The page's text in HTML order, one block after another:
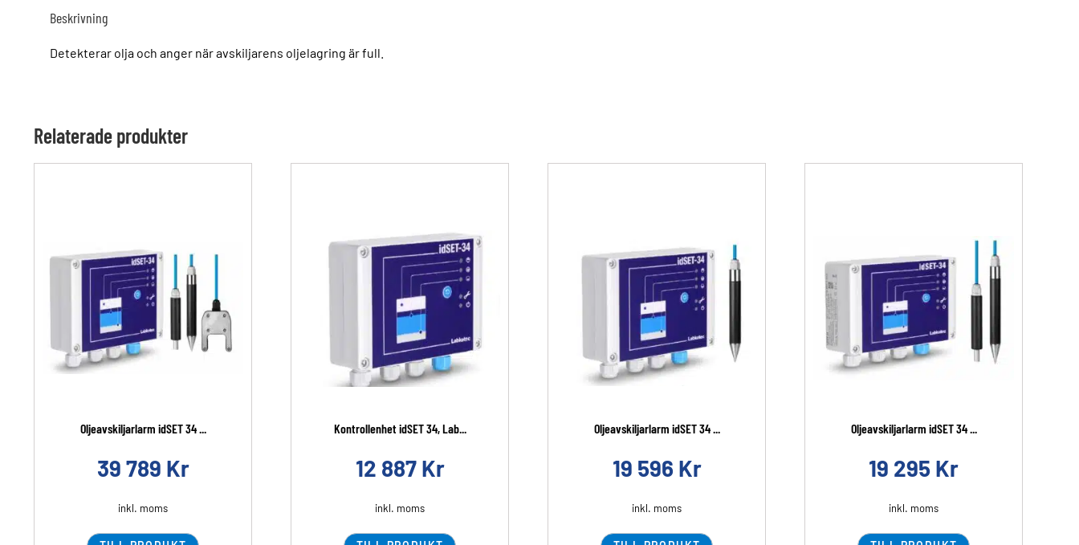
Beskrivning
Detekterar olja och anger när avskiljarens oljelagring är full.
Relaterade produkter
Oljeavskiljarlarm idSET 34 ...
39 789 Kr
inkl. moms
Kontrollenhet idSET 34, Lab...
12 887 Kr
inkl. moms
Oljeavskiljarlarm idSET 34 ...
19 596 Kr
inkl. moms
Oljeavskiljarlarm idSET 34 ...
19 295 Kr
inkl. moms